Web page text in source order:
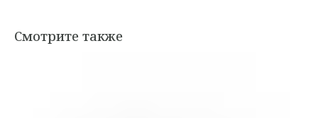
Смотрите также